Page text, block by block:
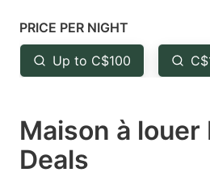
Press
the
question
key
to
PRICE PER NIGHT
Up to C$100
Maison à louer
Deals